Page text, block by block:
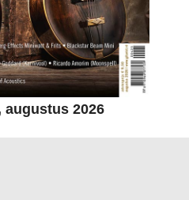
augustus 2026